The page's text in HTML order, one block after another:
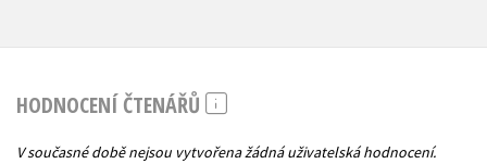
HODNOCENÍ ČTENÁŘŮ
V současné době nejsou vytvořena žádná uživatelská hodnocení.